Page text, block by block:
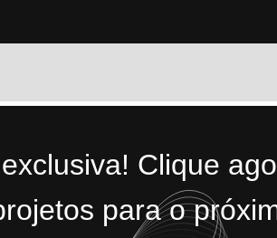
Clique
para o